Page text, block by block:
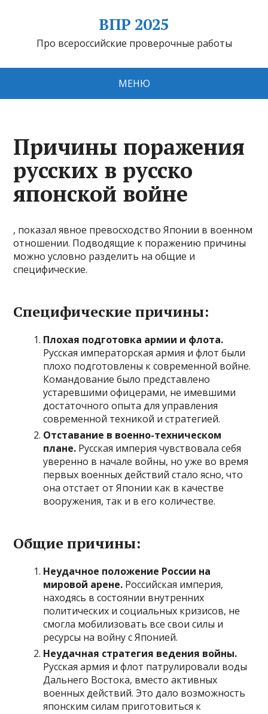
ВПР 2025
Про всероссийские проверочные работы
МЕНЮ
Причины поражения
русских в русско
японской войне
, показал явное превосходство Японии в военном
отношении. Подводящие к поражению причины
можно условно разделить на общие и
специфические.
Специфические причины:
Плохая подготовка армии и флота.
Русская императорская армия и флот были
плохо подготовлены к современной войне.
Командование было представлено
устаревшими офицерами, не имевшими
достаточного опыта для управления
современной техникой и стратегией.
Отставание в военно-техническом
плане. Русская империя чувствовала себя
уверенно в начале войны, но уже во время
первых военных действий стало ясно, что
она отстает от Японии как в качестве
вооружения, так и в его количестве.
Общие причины:
Неудачное положение России на
мировой арене. Российская империя,
находясь в состоянии внутренних
политических и социальных кризисов, не
смогла мобилизовать все свои силы и
ресурсы на войну с Японией.
Неудачная стратегия ведения войны.
Русская армия и флот патрулировали воды
Дальнего Востока, вместо активных
военных действий. Это дало возможность
японским силам приготовиться к